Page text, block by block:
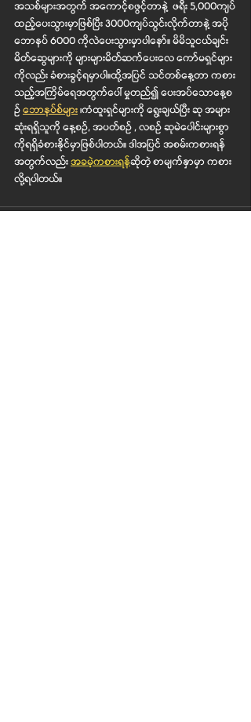
အသစ်များအတွက် အကောင့်စဖွင့်တာနဲ့  ဖရီး 5,000ကျပ်
ထည့်ပေးသွားမှာဖြစ်ပြီး 3000ကျပ်သွင်းလိုက်တာနဲ့ အပို
ဘောနပ် 6000 ကိုလဲပေးသွားမှာပါနော်။ မိမိသူငယ်ချင်း
မိတ်ဆွေများကို များများမိတ်ဆက်ပေးလေ ကော်မရှင်များ
ကိုလည်း ခံစားခွင့်ရမှာပါ။ထို့အပြင် သင်တစ်နေ့တာ ကစား
သည့်အကြိမ်ရေအတွက်ပေါ် မှုတည်၍ ပေးအပ်သောနေ့စ
ဥ် ဘောနပ်စ်များ ၊ကံထူးရှင်များကို ‌ရွေးချယ်ပြီး ဆု အများ
ဆုံးရရှိသူကို နေ့စဥ်, အပတ်စဥ် , လစဥ် ဆုမဲပေါင်းများစွာ
ကိုရရှိခံစားနိုင်မှာဖြစ်ပါတယ်။ ဒါအပြင် အစမ်းကစားရန်
အတွက်လည်း အခမဲ့ကစားရန်ဆိုတဲ့ စာမျက်နှာမှာ ကစား
လို့ရပါတယ်။